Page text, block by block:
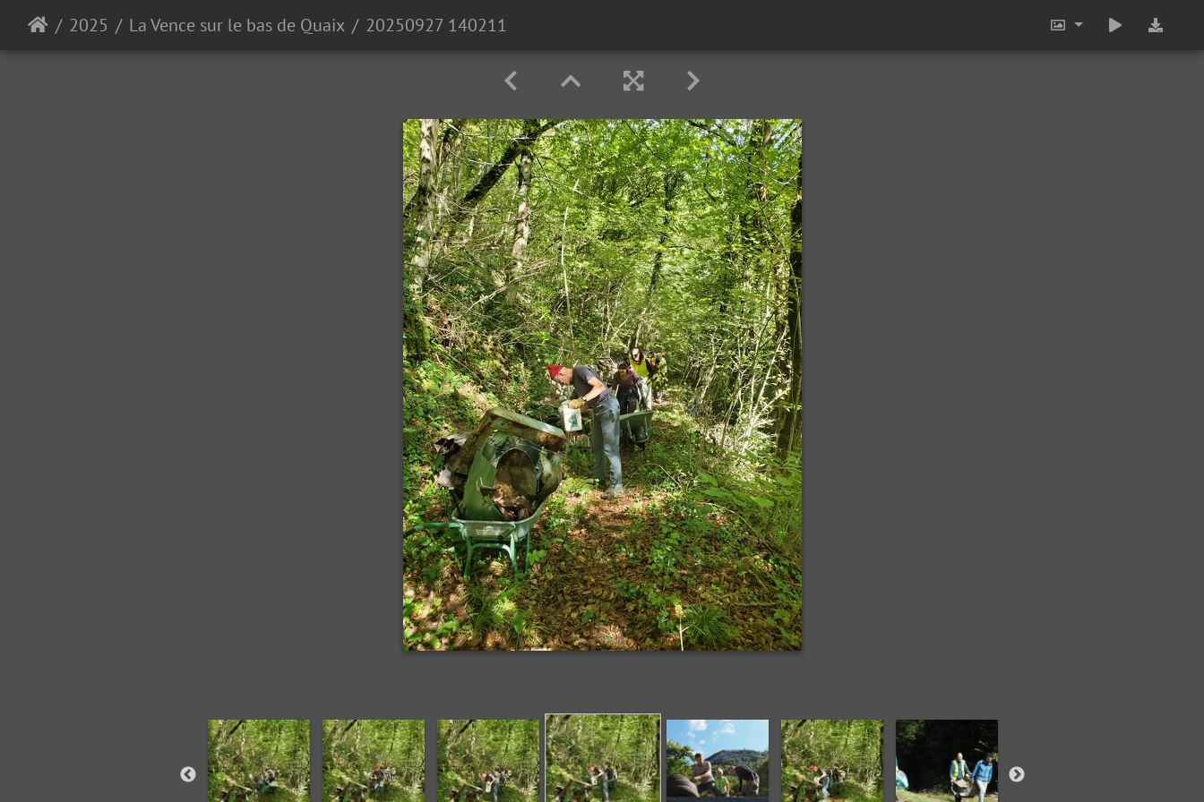
2025 La Vence sur le bas de Quaix 20250927 140211